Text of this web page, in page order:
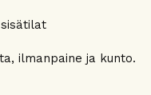
ilmanpaine ja kunto.